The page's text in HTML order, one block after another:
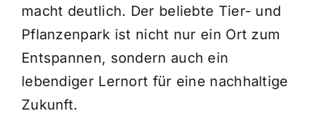
macht deutlich. Der beliebte Tier- und
Pflanzenpark ist nicht nur ein Ort zum
Entspannen, sondern auch ein
lebendiger Lernort für eine nachhaltige
Zukunft.